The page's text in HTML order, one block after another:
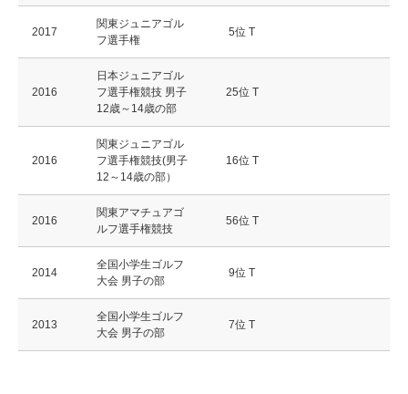
2017
関東ジュニアゴル
フ選手権
5位 T
2016
日本ジュニアゴル
フ選手権競技 男子
12歳～14歳の部
25位 T
2016
関東ジュニアゴル
フ選手権競技(男子
12～14歳の部）
16位 T
2016
関東アマチュアゴ
ルフ選手権競技
56位 T
2014
全国小学生ゴルフ
大会 男子の部
9位 T
2013
全国小学生ゴルフ
大会 男子の部
7位 T